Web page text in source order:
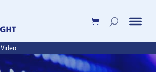
Video